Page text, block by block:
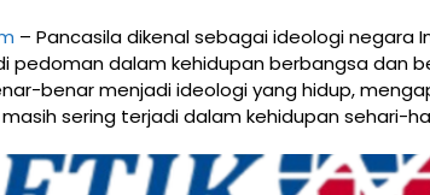
– Pancasila dikenal sebagai ideologi negara
pedoman dalam kehidupan berbangsa dan
benar menjadi ideologi yang hidup,
sering terjadi dalam kehidupan sehari-